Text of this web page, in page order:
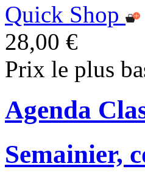
Quick Shop
28,00 €
Prix le plus
Agenda
Semainier,